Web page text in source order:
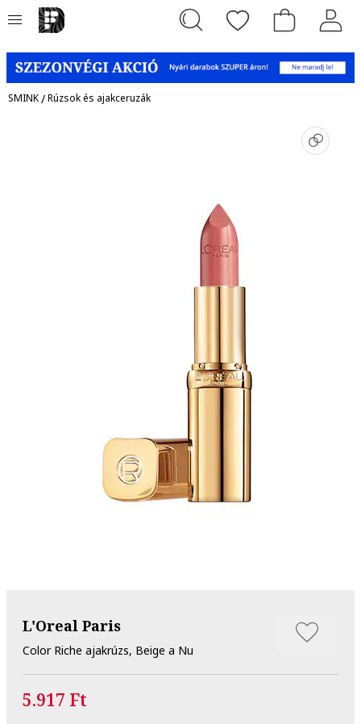
SMINK/Rúzsok és ajakceruzák
L'Oreal Paris
Color Riche ajakrúzs, Beige a Nu
5.917 Ft